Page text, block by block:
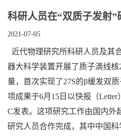
科研人员在“双质子发射”
2021-07-05
近代物理研究所科研人员及其
器大科学装置开展了质子滴线核
量，首次实现了27S的β缓发双
项成果于6月15日以快报（Letter
C发表。这项研究工作由国内外
研究人员合作完成，其中中国